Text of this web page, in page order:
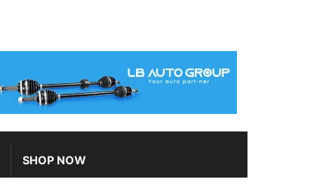
SHOP NOW